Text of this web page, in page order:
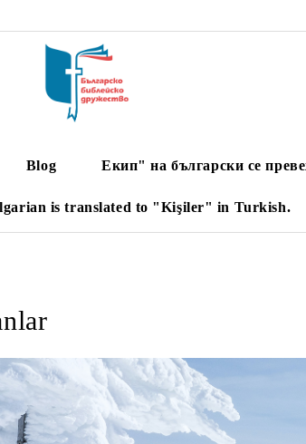
Blog Екип" на български се
is translated to "Kişiler" in Turkish.